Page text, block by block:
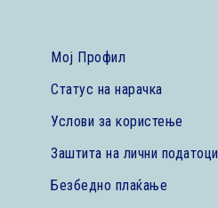
Мој Профил
Статус на нарачка
Услови за користење
Заштита на лични податоци
Безбедно плаќање